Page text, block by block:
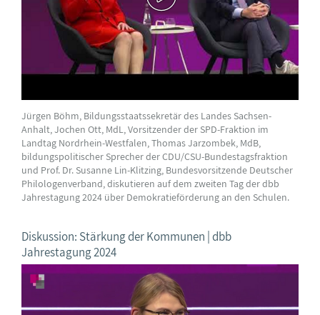
Jürgen Böhm, Bildungsstaatssekretär des Landes Sachsen-
Anhalt, Jochen Ott, MdL, Vorsitzender der SPD-Fraktion im
Landtag Nordrhein-Westfalen, Thomas Jarzombek, MdB,
bildungspolitischer Sprecher der CDU/CSU-Bundestagsfraktion
und Prof. Dr. Susanne Lin-Klitzing, Bundesvorsitzende Deutscher
Philologenverband, diskutieren auf dem zweiten Tag der dbb
Jahrestagung 2024 über Demokratieförderung an den Schulen.
Diskussion: Stärkung der Kommunen | dbb
Jahrestagung 2024